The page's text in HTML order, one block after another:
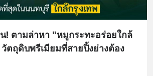
! ตามล่าหา "หมูกระทะอร่อยใกล้
ตถุดิบพรีเมียมที่สายปิ้งย่างต้อง